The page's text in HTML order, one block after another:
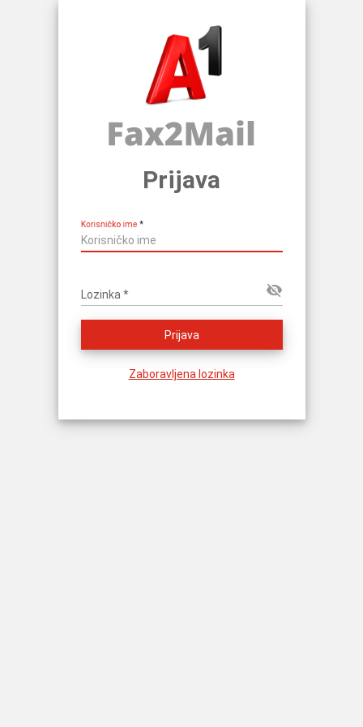
Prijava
Korisničko ime *
Lozinka * visibility_off
Prijava
Zaboravljena lozinka